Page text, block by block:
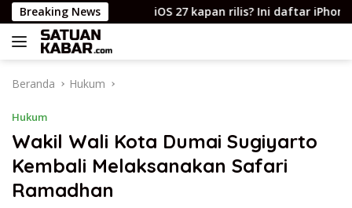
Langsung
ke
konten
Breaking NewsiOS 27 kapan rilis? Ini daftar iPhone yang
Beranda Hukum
Hukum
Wakil Wali Kota Dumai Sugiyarto
Kembali Melaksanakan Safari
Ramadhan